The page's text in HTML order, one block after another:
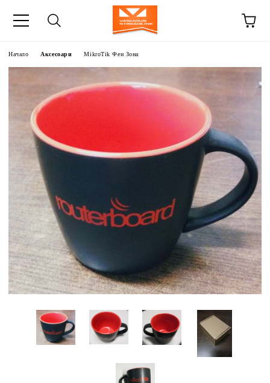
Начало Аксесоари MikroTik Фен Зона